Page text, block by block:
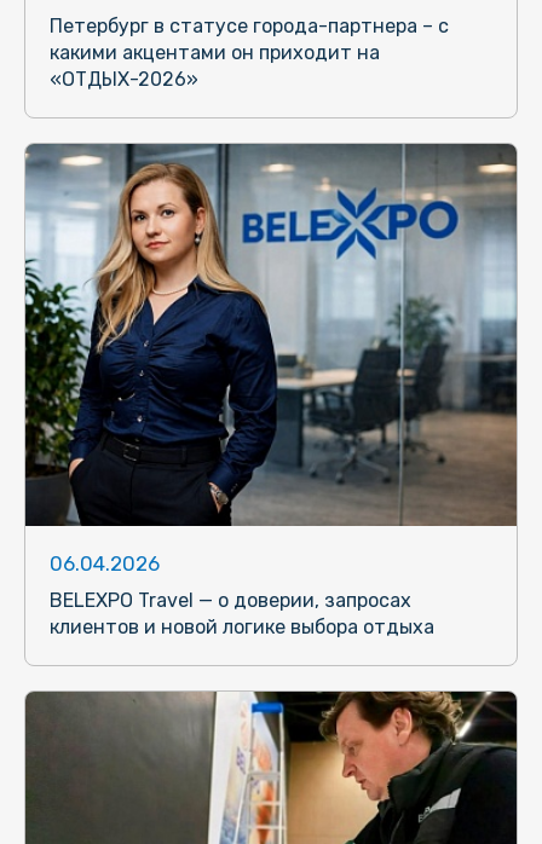
Петербург в статусе города-партнера – с
какими акцентами он приходит на
«ОТДЫХ-2026»
06.04.2026
BELEXPO Travel — о доверии, запросах
клиентов и новой логике выбора отдыха